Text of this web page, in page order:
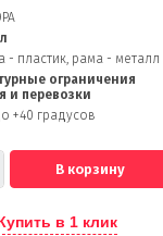
- пластик, рама - металл
ограничения
и перевозки
+40 градусов
В корзину
в 1 клик